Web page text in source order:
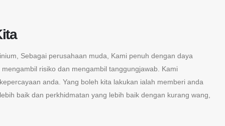
Sebagai perusahaan muda, Kami penuh dengan daya
risiko dan mengambil tanggungjawab. Kami
anda. Yang boleh kita lakukan ialah memberi anda
baik dan perkhidmatan yang lebih baik dengan kurang wang,